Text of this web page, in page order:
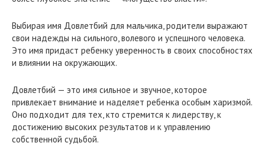
Выбирая имя Довлетбий для мальчика, родители выражают
свои надежды на сильного, волевого и успешного человека.
Это имя придаст ребенку уверенность в своих способностях
и влиянии на окружающих.
Довлетбий — это имя сильное и звучное, которое
привлекает внимание и наделяет ребенка особым харизмой.
Оно подходит для тех, кто стремится к лидерству, к
достижению высоких результатов и к управлению
собственной судьбой.